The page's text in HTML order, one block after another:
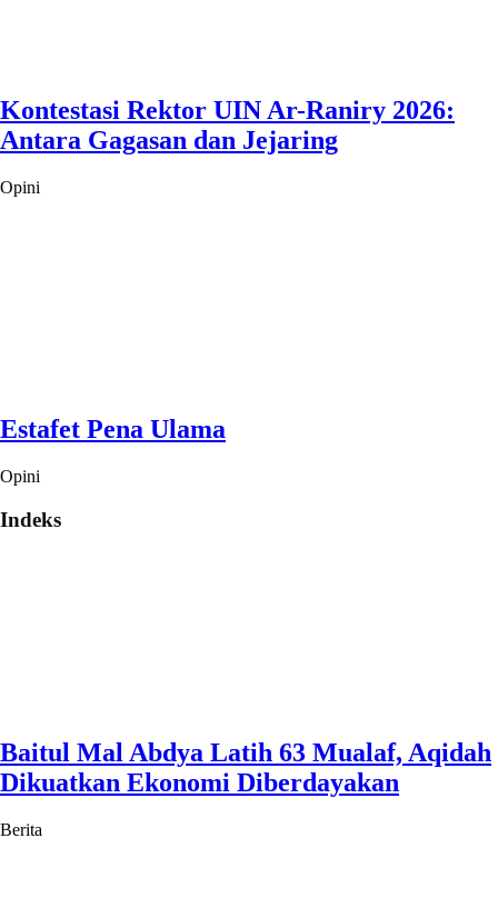
Kontestasi Rektor UIN Ar-Raniry 2026:
Antara Gagasan dan Jejaring
Opini
Estafet Pena Ulama
Opini
Indeks
Baitul Mal Abdya Latih 63 Mualaf, Aqidah
Dikuatkan Ekonomi Diberdayakan
Berita